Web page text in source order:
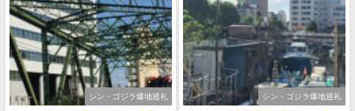
シン・ゴジラ爆地巡礼 シン・ゴジラ爆地巡礼